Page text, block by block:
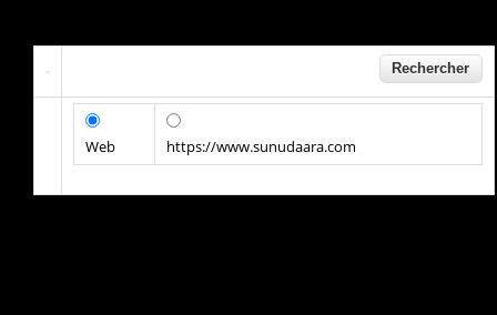
Web https://www.sunudaara.com